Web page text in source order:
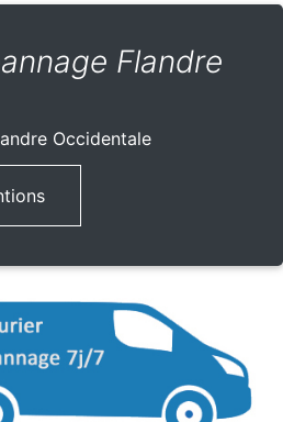
Flandre
Occidentale